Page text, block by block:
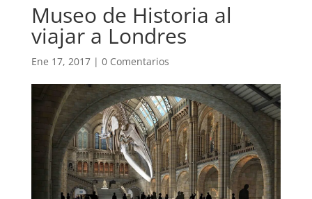
Museo de Historia al
viajar a Londres
Ene 17, 2017| 0 Comentarios